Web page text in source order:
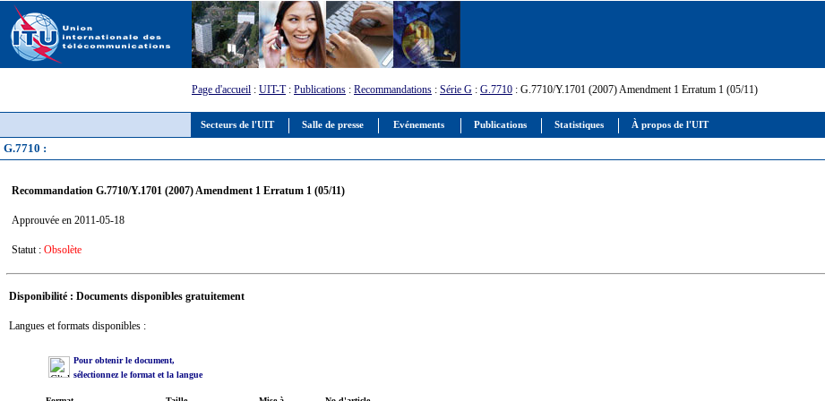
Secteurs de l'UIT Salle de presse Evénements Publications Statistiques À propos de l'UIT
Page d'accueil : UIT-T: Publications : Recommandations : Série G : G.7710 : G.7710/Y.1701 (2007) Amendment 1 Erratum 1 (05/11)
G.7710 :
Recommandation G.7710/Y.1701 (2007) Amendment 1 Erratum 1 (05/11)
Approuvée en 2011-05-18
Statut : Obsolète
Disponibilité : Documents disponibles gratuitement
Langues et formats disponibles :
Pour obtenir le document,
sélectionnez le format et la langue